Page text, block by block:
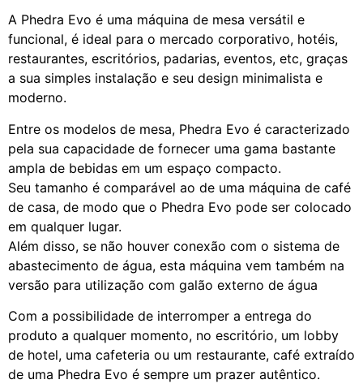
A Phedra Evo é uma máquina de mesa versátil e
funcional, é ideal para o mercado corporativo, hotéis,
restaurantes, escritórios, padarias, eventos, etc, graças
a sua simples instalação e seu design minimalista e
moderno.
Entre os modelos de mesa, Phedra Evo é caracterizado
pela sua capacidade de fornecer uma gama bastante
ampla de bebidas em um espaço compacto.
Seu tamanho é comparável ao de uma máquina de café
de casa, de modo que o Phedra Evo pode ser colocado
em qualquer lugar.
Além disso, se não houver conexão com o sistema de
abastecimento de água, esta máquina vem também na
versão para utilização com galão externo de água
Com a possibilidade de interromper a entrega do
produto a qualquer momento, no escritório, um lobby
de hotel, uma cafeteria ou um restaurante, café extraído
de uma Phedra Evo é sempre um prazer autêntico.